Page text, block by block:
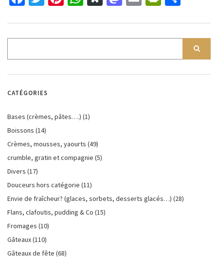
CATÉGORIES
Bases (crèmes, pâtes….) (1)
Boissons (14)
Crèmes, mousses, yaourts (49)
crumble, gratin et compagnie (5)
Divers (17)
Douceurs hors catégorie (11)
Envie de fraîcheur? (glaces, sorbets, desserts glacés…) (28)
Flans, clafoutis, pudding & Co (15)
Fromages (10)
Gâteaux(110)
Gâteaux de fête (68)